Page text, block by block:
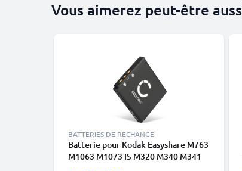
Vous aimerez peut-être
BATTERIES DE RECHANGE
Batterie pour Kodak Easyshare M763
M1063 M1073 IS M320 M340 M341